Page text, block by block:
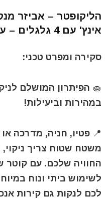
אינץ' עם 4 גלגלים – עבור מכונת שטיפה בלחץ
סקירה ומפרט טכני:
🧽 הפיתרון המושלם
במהירות וביעילות!
📍 פטיו, חניה, מדרכה
משטח שטוח צריך
לשימוש ביתי ונוח
לכם לנקות גם קירות